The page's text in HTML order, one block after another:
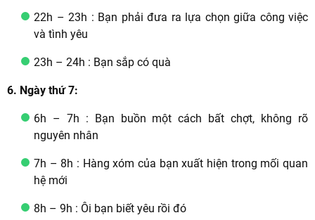
22h – 23h : Bạn phải đưa ra lựa chọn giữa công việc
và tình yêu
23h – 24h : Bạn sắp có quà
6. Ngày thứ 7:
6h – 7h : Bạn buồn một cách bất chợt, không rõ
nguyên nhân
7h – 8h : Hàng xóm của bạn xuất hiện trong mối quan
hệ mới
8h – 9h : Ôi bạn biết yêu rồi đó